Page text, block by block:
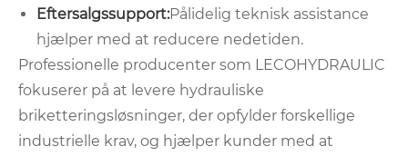
Eftersalgssupport:Pålidelig teknisk assistance
hjælper med at reducere nedetiden.
Professionelle producenter som LECOHYDRAULIC
fokuserer på at levere hydrauliske
briketteringsløsninger, der opfylder forskellige
industrielle krav, og hjælper kunder med at